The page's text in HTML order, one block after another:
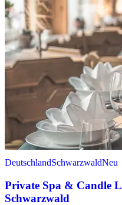
DeutschlandSchwarzwaldNeu
Private Spa & Candle
Schwarzwald